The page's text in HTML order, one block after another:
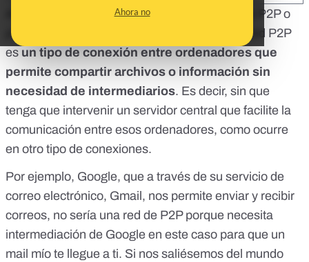
Ahora no
Aquí lo primero es saber que es un sistema de P2P o
peer-to-peer
(red de pares en español). Una red P2P
es un tipo de conexión entre ordenadores que
permite compartir archivos o información sin
necesidad de intermediarios. Es decir, sin que
tenga que intervenir un servidor central que facilite la
comunicación entre esos ordenadores, como ocurre
en otro tipo de conexiones.
Por ejemplo, Google, que a través de su servicio de
correo electrónico, Gmail, nos permite enviar y recibir
correos, no sería una red de P2P porque necesita
intermediación de Google en este caso para que un
mail mío te llegue a ti. Si nos saliésemos del mundo